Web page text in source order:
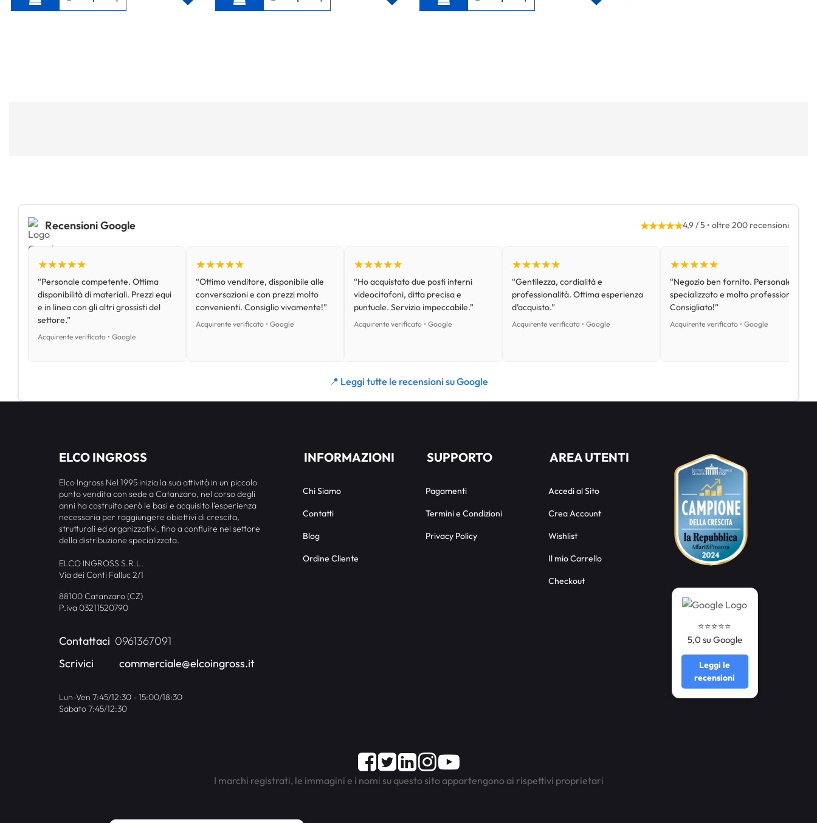
Recensioni Google ★★★★★4,9 / 5 • oltre 200 recensioni
★★★★★
“Personale competente. Ottima
disponibilità di materiali. Prezzi equi
e in linea con gli altri grossisti del
settore.”
Acquirente verificato • Google
★★★★★
“Ottimo venditore, disponibile alle
conversazioni e con prezzi molto
convenienti. Consiglio vivamente!”
Acquirente verificato • Google
★★★★★
“Ho acquistato due posti interni
videocitofoni, ditta precisa e
puntuale. Servizio impeccabile.”
Acquirente verificato • Google
★★★★★
“Gentilezza, cordialità e
professionalità. Ottima esperienza
d’acquisto.”
Acquirente verificato • Google
★★★★★
“Negozio ben fornito. Personale
specializzato e molto professionale.
Consigliato!”
Acquirente verificato • Google
📍 Leggi tutte le recensioni su Google
ELCO INGROSS
Elco Ingross Nel 1995 inizia la sua attività in un piccolo
punto vendita con sede a Catanzaro, nel corso degli
anni ha costruito però le basi e acquisito l’esperienza
necessaria per raggiungere obiettivi di crescita,
strutturali ed organizzativi, fino a confluire nel settore
della distribuzione specializzata.
ELCO INGROSS S.R.L.
Via dei Conti Falluc 2/1
88100 Catanzaro (CZ)
P.iva 03211520790
Contattaci 0961367091
Scrivici
commerciale@elcoingross.it
Lun-Ven 7:45/12:30 - 15:00/18:30
Sabato 7:45/12:30
INFORMAZIONI
Chi Siamo
Contatti
Blog
Ordine Cliente
SUPPORTO
Pagamenti
Termini e Condizioni
Privacy Policy
AREA UTENTI
Accedi al Sito
Crea Account
Wishlist
Il mio Carrello
Checkout
⭐️⭐️⭐️⭐️⭐️
5,0 su Google
Leggi le
recensioni
Facebook
TwitterLinkedInInstagram
Youtube
I marchi registrati, le immagini e i nomi su questo sito appartengono ai rispettivi proprietari